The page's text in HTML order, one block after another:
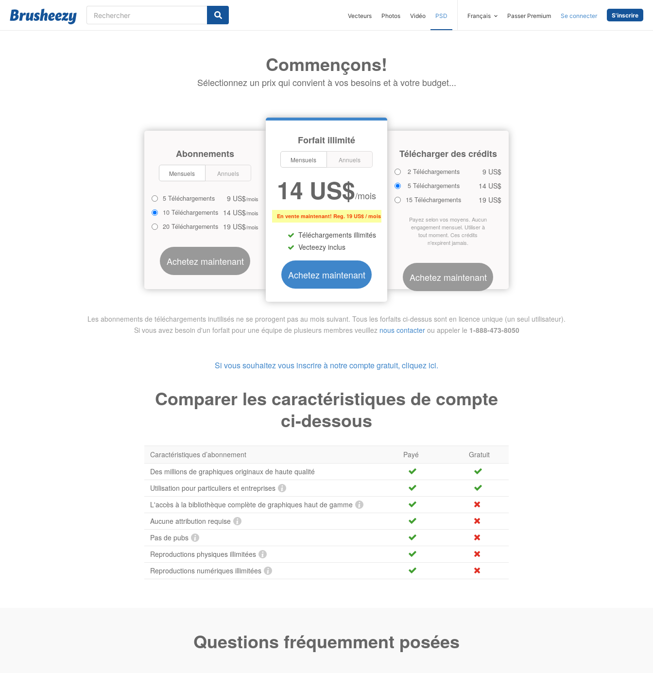
Vecteurs Photos Vidéo PSD Français Passer Premium Se connecter S'inscrire
Commençons!
Sélectionnez un prix qui convient à vos besoins et à votre budget...
Forfait illimité
Mensuels Annuels
14 US$/mois
En vente maintenant! Reg. 19 US$ / mois
Téléchargements illimités
Vecteezy inclus
Achetez maintenant
Abonnements
Mensuels Annuels
5 Téléchargements 9 US$/mois
10 Téléchargements 14 US$/mois
20 Téléchargements 19 US$/mois
Achetez maintenant
Télécharger des crédits
2 Téléchargements 9 US$
5 Téléchargements 14 US$
15 Téléchargements 19 US$
Payez selon vos moyens. Aucun
engagement mensuel. Utiliser à
tout moment. Ces crédits
n'expirent jamais.
Achetez maintenant
Les abonnements de téléchargements inutilisés ne se prorogent pas au mois suivant. Tous les forfaits ci-dessus sont en licence unique (un seul utilisateur).
Si vous avez besoin d'un forfait pour une équipe de plusieurs membres veuillez nous contacterou appeler le 1-888-473-8050
Si vous souhaitez vous inscrire à notre compte gratuit, cliquez ici.
Comparer les caractéristiques de compte
ci-dessous
Caractéristiques d’abonnement Payé
Gratuit
Des millions de graphiques originaux de haute qualité
Utilisation pour particuliers et entreprises
L'accès à la bibliothèque complète de graphiques haut de gamme
Aucune attribution requise
Pas de pubs
Reproductions physiques illimitées
Reproductions numériques illimitées
Questions fréquemment posées